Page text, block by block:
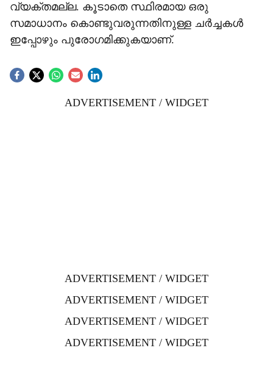
വ്യക്തമല്ല. കൂടാതെ സ്ഥിരമായ ഒരു
സമാധാനം കൊണ്ടുവരുന്നതിനുള്ള ചര്‍ച്ചകള്‍
ഇപ്പോഴും പുരോഗമിക്കുകയാണ്.
ADVERTISEMENT / WIDGET
ADVERTISEMENT / WIDGET
ADVERTISEMENT / WIDGET
ADVERTISEMENT / WIDGET
ADVERTISEMENT / WIDGET